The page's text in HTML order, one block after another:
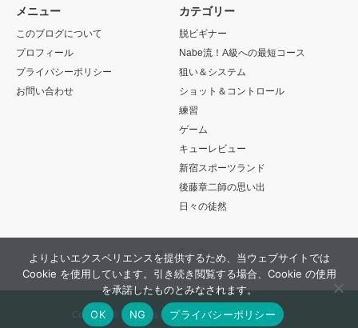
メニュー
このブログについて
プロフィール
プライバシーポリシー
お問い合わせ
カテゴリー
脱ビギナー
Nabe流！A級への最短コース
狙い＆システム
ショット＆コントロール
練習
ゲーム
キューレビュー
新宿スポーツランド
後藤章二師の思い出
日々の徒然
Copyright © ちゃんねるCUE BilliardAll rights reserved.
よりよいエクスペリエンスを提供するため、当ウェブサイトでは
Cookie を使用しています。引き続き閲覧する場合、Cookie の使用
を承諾したものとみなされます。
OK
NG プライバシーポリシー